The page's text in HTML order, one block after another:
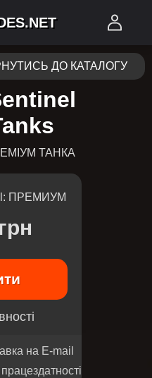
ДО КАТАЛОГУ
ТАНКА
на E-mail